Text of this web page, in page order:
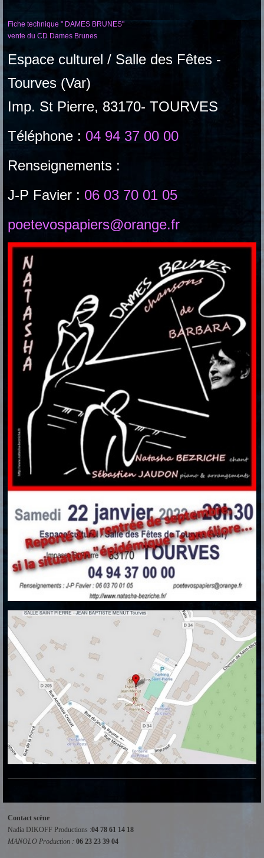
Fiche technique " DAMES BRUNES"
vente du CD Dames Brunes
Espace culturel / Salle des Fêtes -
Tourves (Var)
Imp. St Pierre, 83170- TOURVES
Téléphone : 04 94 37 00 00
Renseignements :
J-P Favier : 06 03 70 01 05
poetevospapiers@orange.fr
Contact scène
Nadia DIKOFF Productions :04 78 61 14 18
MANOLO Production : 06 23 23 39 04